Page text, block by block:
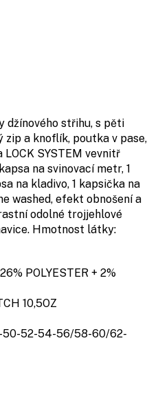
džínového střihu, s pěti
zip a knoflík, poutka v pase,
SYSTEM vevnitř
na svinovací metr, 1
na kladivo, 1 kapsička na
washed, efekt obnošení a
odolné trojjehlové
Hmotnost látky:
POLYESTER + 2%
10,5OZ
52-54-56/58-60/62-